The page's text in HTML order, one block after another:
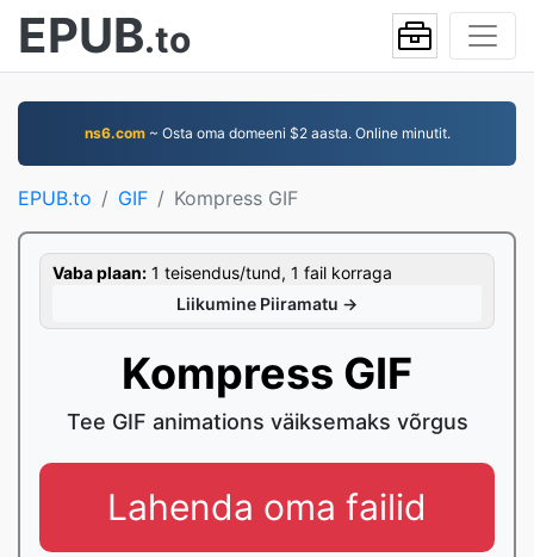
EPUB.to
ns6.com~ Osta oma domeeni $2 aasta. Online minutit.
EPUB.to GIF Kompress GIF
Vaba plaan: 1 teisendus/tund, 1 fail korraga
Liikumine Piiramatu →
Kompress GIF
Tee GIF animations väiksemaks võrgus
Lahenda oma failid